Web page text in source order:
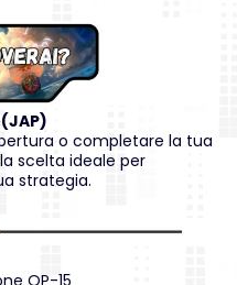
o completare la tua
scelta ideale per
strategia.
OP-15